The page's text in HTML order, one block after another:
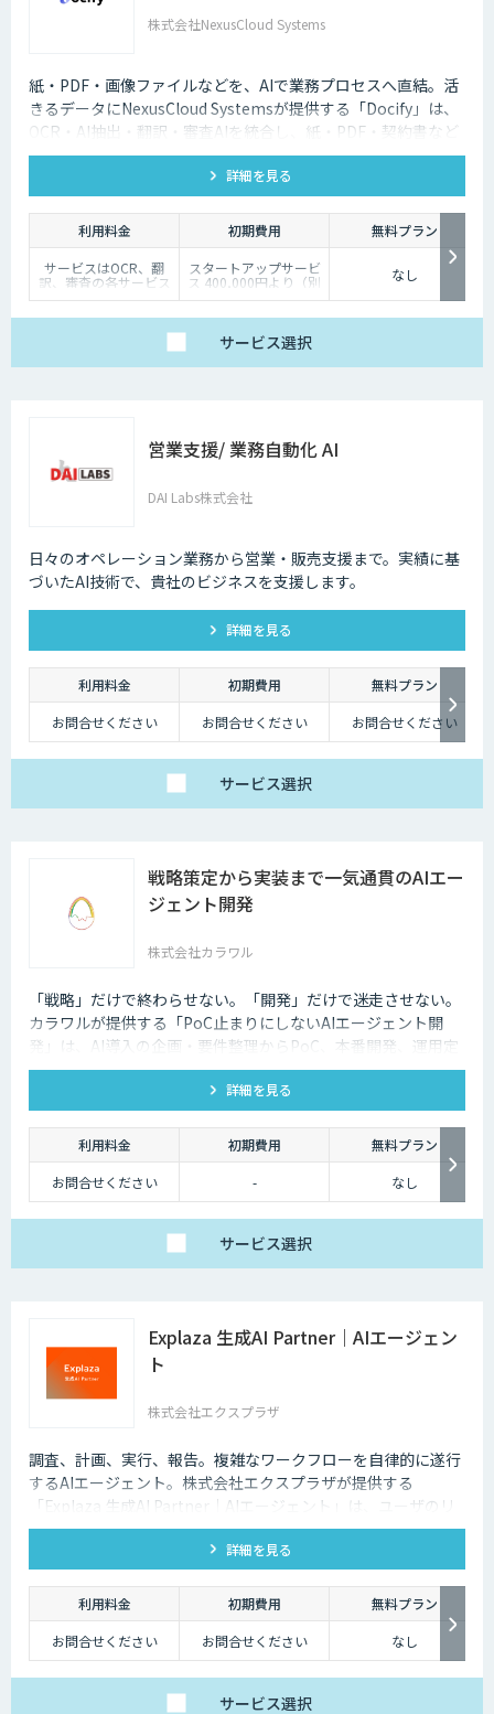
株式会社NexusCloud Systems
紙・PDF・画像ファイルなどを、AIで業務プロセスへ直結。活
きるデータにNexusCloud Systemsが提供する「Docify」は、
OCR・AI抽出・翻訳・審査AIを統合し、紙・PDF・契約書など
の非構造化ドキュメントを構造化・ナレッジ化し、AIエージェ
ントによる業務自動化まで実現するAIプラットフォームです。
詳細を見る
利用料金 初期費用
無料プラン
サービスはOCR、翻
訳、審査の各サービス
の基本使用料＋ポイン
100,000円/月
事前デポジット
・各サービス毎の利用
ポイントは以下の通り
OCR 5ポイン
ト/1ページあたり
ト/1審査
スタートアップサービ
ス 400,000円より（別
途個別見積）
なし
サービス選択
営業支援/ 業務自動化 AI
DAI Labs株式会社
日々のオペレーション業務から営業・販売支援まで。実績に基
づいたAI技術で、貴社のビジネスを支援します。
詳細を見る
利用料金 初期費用
無料プラン
お問合せください
お問合せください お問合せください
サービス選択
戦略策定から実装まで一気通貫のAIエー
ジェント開発
株式会社カラワル
「戦略」だけで終わらせない。「開発」だけで迷走させない。
カラワルが提供する「PoC止まりにしないAIエージェント開
発」は、AI導入の企画・要件整理からPoC、本番開発、運用定
着までを一気通貫で支援する受託開発サービスです。
詳細を見る
利用料金 初期費用
無料プラン
お問合せください
- なし
サービス選択
Explaza 生成AI Partner｜AIエージェン
ト
株式会社エクスプラザ
調査、計画、実行、報告。複雑なワークフローを自律的に遂行
するAIエージェント。株式会社エクスプラザが提供する
「Explaza 生成AI Partner｜AIエージェント」は、ユーザのリ
テラシーが必要であった、従来のAI活用とは異なり、目的を与
えられれば、自ら手順を考え、外部ツールを操作し、業務を完
遂します「AIエージェント」を構築します。商品企画、文章作
成、校正・校閲など、人の判断が必要だった複雑な業務を自動
化します。
詳細を見る
利用料金 初期費用
無料プラン
お問合せください
お問合せください なし
サービス選択